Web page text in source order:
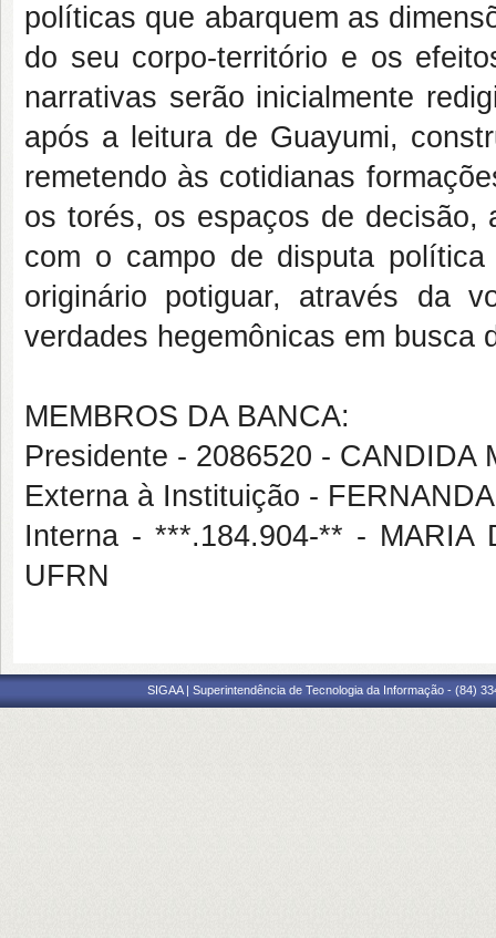
políticas que abarquem as
do seu corpo-território e os
narrativas serão inicialmente
após a leitura de Guayumi,
remetendo às cotidianas
os torés, os espaços de decisão,
com o campo de disputa
originário potiguar, através da
verdades hegemônicas em busca
MEMBROS DA BANCA:
Presidente - 2086520 - CANDIDA
Externa à Instituição -
Interna - ***.184.904-** - MARIA
UFRN
SIGAA | Superintendência de Tecnologia da Informação - (84)